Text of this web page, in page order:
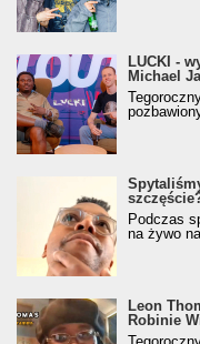
LUCKI -
Michael
Podczas
na żywo
Leon
Robinie